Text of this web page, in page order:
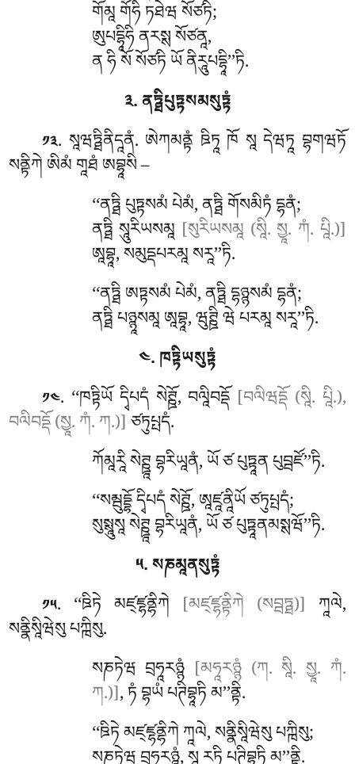
གོམཱ གོཧི ཏཐེཝ སོཙཏི;
ཨུཔདྷཱིཧི ནརསྶ སོཙནཱ,
ན ཧི སོ སོཙཏི ཡོ ནིརཱུཔདྷཱི’’ཏི.
༣. ནཏྠིཔུཏྟསམསུཏྟཾ
༡༣. སཱཝཏྠིནིདཱནཾ. ཨེཀམནྟཾ ཋིཏཱ ཁོ སཱ དེཝཏཱ བྷགཝཏོ
སནྟིཀེ ཨིམཾ གཱཐཾ ཨབྷཱསི –
‘‘ནཏྠི པུཏྟསམཾ པེམཾ, ནཏྠི གོསམིཏཾ དྷནཾ;
ནཏྠི སཱུརིཡསམཱ[སུརིཡསམཱ (སཱི. སྱཱ. ཀཾ. པཱི.)]
ཨཱབྷཱ, སམུདྡཔརམཱ སརཱ’’ཏི.
‘‘ནཏྠི ཨཏྟསམཾ པེམཾ, ནཏྠི དྷཉྙསམཾ དྷནཾ;
ནཏྠི པཉྙཱསམཱ ཨཱབྷཱ, ཝུཊྛི ཝེ པརམཱ སརཱ’’ཏི.
༤. ཁཏྟིཡསུཏྟཾ
༡༤. ‘‘ཁཏྟིཡོདྭིཔདཾ སེཊྛོ, བལཱིབདྡོ[བལིཝདྡོ (སཱི. པཱི.),
བལིབདྡོ (སྱཱ. ཀཾ. ཀ.)]ཙཏུཔྤདཾ.
ཀོམཱརཱི སེཊྛཱ བྷརིཡཱནཾ, ཡོ ཙ པུཏྟཱན པུབྦཛོ’’ཏི.
‘‘སམྦུདྡྷོ དྭིཔདཾ སེཊྛོ, ཨཱཛཱནཱིཡོ ཙཏུཔྤདཾ;
སུསྶཱུསཱ སེཊྛཱ བྷརིཡཱནཾ, ཡོ ཙ པུཏྟཱནམསྶཝོ’’ཏི.
༥. སཎམཱནསུཏྟཾ
༡༥. ‘‘ཋིཏེ མཛ྄ཛྷནྷིཀེ [མཛ྄ཛྷནྟིཀེ (སབྦཏྠ)] ཀཱལེ,
སནྣིསཱིཝེསུ པཀྑིསུ.
སཎཏེཝ བྲཧཱརཉྙཾ [མཧཱརཉྙཾ (ཀ. སཱི. སྱཱ. ཀཾ.
ཀ.)], ཏཾ བྷཡཾ པཊིབྷཱཏི མ’’ནྟི.
‘‘ཋིཏེ མཛ྄ཛྷནྷིཀེ ཀཱལེ, སནྣིསཱིཝེསུ པཀྑིསུ;